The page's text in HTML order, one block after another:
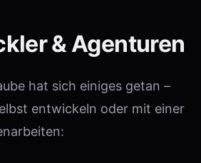
& Agenturen
hat sich einiges getan –
entwickeln oder mit einer